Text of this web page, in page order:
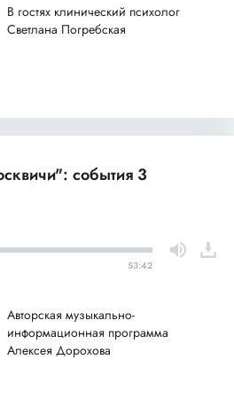
В гостях клинический психолог
Светлана Погребская
события 3
53:42
Авторская музыкально-
информационная программа
Алексея Дорохова